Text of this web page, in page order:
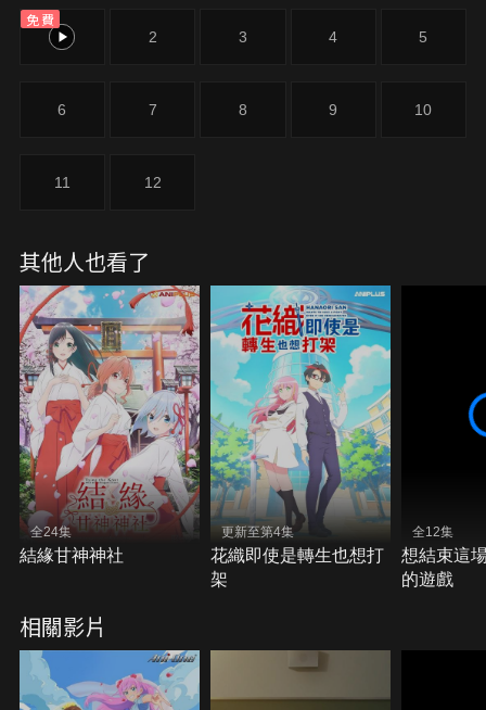
免費
1 2 3 4 5
6 7 8 9 10
11 12
其他人也看了
全24集
結緣甘神神社
更新至第4集
花織即使是轉生也想打
架
全12集
想結束這
的遊戲
相關影片